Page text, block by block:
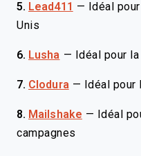
5. Lead411 —
Idéal
Unis
6. Lusha — Idéal pour
7. Clodura — Idéal
8. Mailshake —
Idéal
campagnes